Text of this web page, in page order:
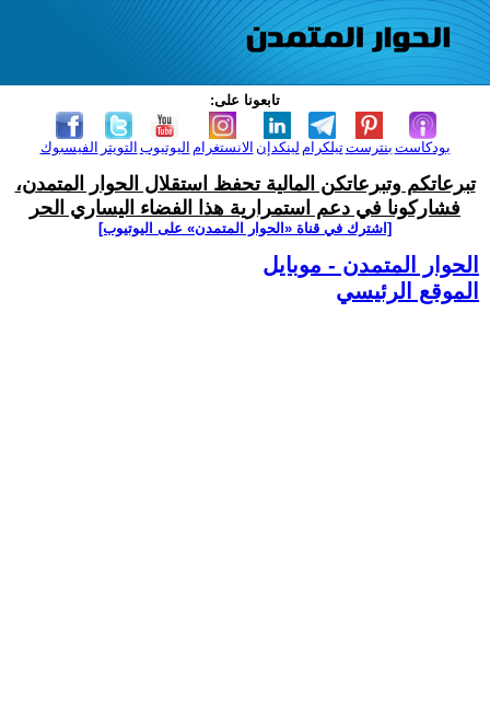
تابعونا على:
الفيسبوك التويتر اليوتيوب الانستغرام لينكدإن تيلكرامبنترست بودكاست
تبرعاتكم وتبرعاتكن المالية تحفظ استقلال الحوار المتمدن،
فشاركونا في دعم استمرارية هذا الفضاء اليساري الحر
[اشترك في قناة ‫«الحوار المتمدن» على اليوتيوب]
الحوار المتمدن - موبايل
الموقع الرئيسي